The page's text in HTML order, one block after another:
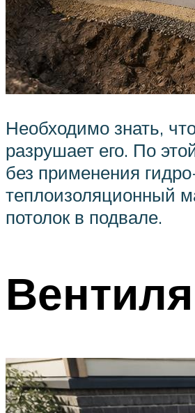
Необходимо знать,
разрушает его. По
без применения
теплоизоляционный
потолок в подвале.